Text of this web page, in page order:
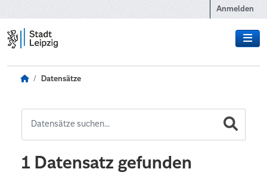
Anmelden
Datensätze
1 Datensatz gefunden